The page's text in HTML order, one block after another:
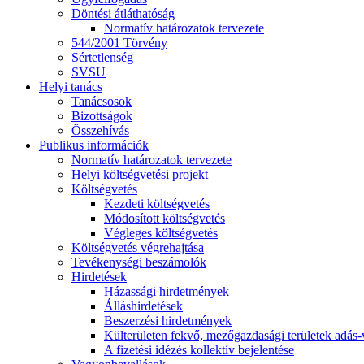
Döntési átláthatóság
Normatív határozatok tervezete
544/2001 Törvény
Sértetlenség
SVSU
Helyi tanács
Tanácsosok
Bizottságok
Összehívás
Publikus információk
Normatív határozatok tervezete
Helyi költségvetési projekt
Költségvetés
Kezdeti költségvetés
Módosított költségvetés
Végleges költségvetés
Költségvetés végrehajtása
Tevékenységi beszámolók
Hirdetések
Házassági hirdetmények
Álláshirdetések
Beszerzési hirdetmények
Külterületen fekvő, mezőgazdasági területek
A fizetési idézés kollektív bejelentése